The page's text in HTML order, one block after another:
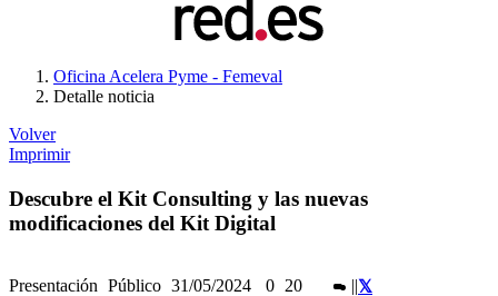
Oficina Acelera Pyme - Femeval
Detalle noticia
Volver
Imprimir
Descubre el Kit Consulting y las nuevas
modificaciones del Kit Digital
Presentación Público 31/05/2024 0 20 ||